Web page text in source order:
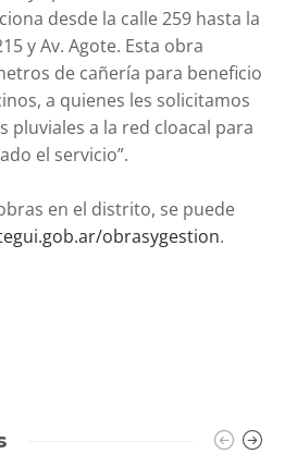
desde la calle 259 hasta la
y Av. Agote. Esta obra
de cañería para beneficio
a quienes les solicitamos
pluviales a la red cloacal para
el servicio”.
en el distrito, se puede
obrasygestion.